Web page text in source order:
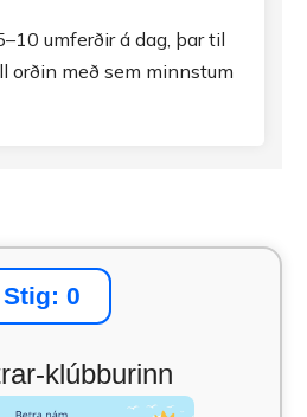
umferðir á dag, þar til
orðin með sem minnstum
Stig: 0
klúbburinn